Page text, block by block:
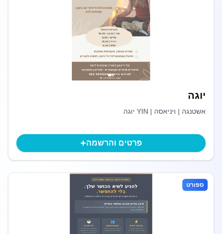
יוגה
אשטנגה | ויניאסה | YIN יוגה
פרטים והרשמה+
ספורט